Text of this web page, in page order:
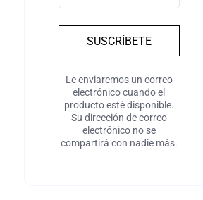
SUSCRÍBETE
Le enviaremos un correo
electrónico cuando el
producto esté disponible.
Su dirección de correo
electrónico no se
compartirá con nadie más.